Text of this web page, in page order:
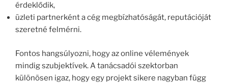
érdeklődik,
üzleti partnerként a cég megbízhatóságát, reputációját
szeretné felmérni.
Fontos hangsúlyozni, hogy az online vélemények
mindig szubjektívek. A tanácsadói szektorban
különösen igaz, hogy egy projekt sikere nagyban függ